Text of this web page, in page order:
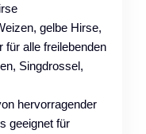
gelbe Hirse,
für alle freilebenden
Singdrossel,
hervorragender
geeignet für